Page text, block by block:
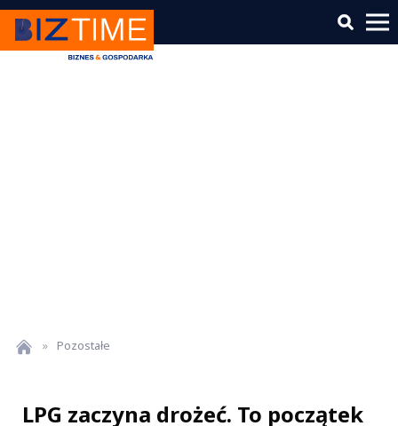
» Pozostałe
LPG zaczyna drożeć. To początek